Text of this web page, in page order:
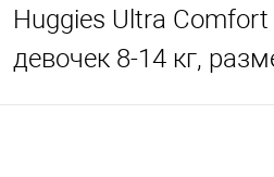
Huggies Ultra
девочек 8-14 кг,